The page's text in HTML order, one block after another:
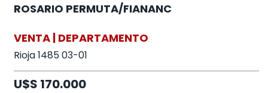
ROSARIO PERMUTA/FIANANC
VENTA | DEPARTAMENTO
Rioja 1485 03-01
U$S 170.000